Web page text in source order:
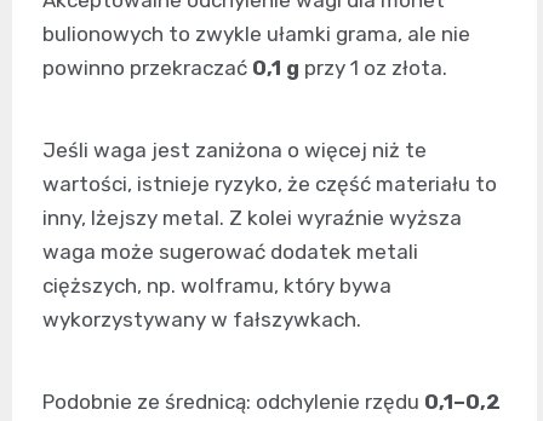
bulionowych to zwykle ułamki grama, ale nie
powinno przekraczać 0,1 g przy 1 oz złota.
Jeśli waga jest zaniżona o więcej niż te
wartości, istnieje ryzyko, że część materiału to
inny, lżejszy metal. Z kolei wyraźnie wyższa
waga może sugerować dodatek metali
cięższych, np. wolframu, który bywa
wykorzystywany w fałszywkach.
Podobnie ze średnicą: odchylenie rzędu 0,1–0,2